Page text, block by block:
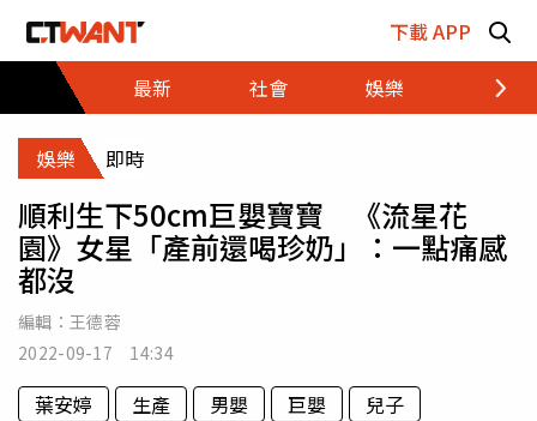
下載 APP
最新
社會 娛樂 財經
娛樂 即時
順利生下50cm巨嬰寶寶 《流星花
園》女星「產前還喝珍奶」：一點痛感
都沒
編輯： 王德蓉
2022-09-17 14:34
葉安婷 生產 男嬰 巨嬰 兒子